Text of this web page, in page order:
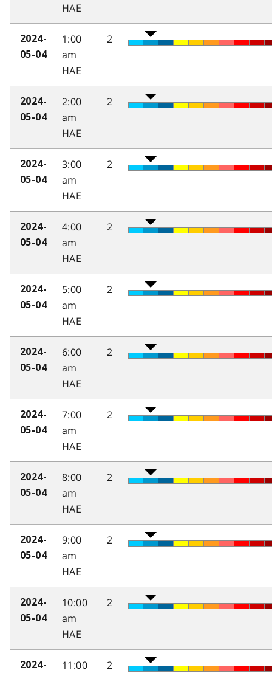
HAE
2024-
05-04
1:00
am
HAE
2
2024-
05-04
2:00
am
HAE
2
2024-
05-04
3:00
am
HAE
2
2024-
05-04
4:00
am
HAE
2
2024-
05-04
5:00
am
HAE
2
2024-
05-04
6:00
am
HAE
2
2024-
05-04
7:00
am
HAE
2
2024-
05-04
8:00
am
HAE
2
2024-
05-04
9:00
am
HAE
2
2024-
05-04
10:00
am
HAE
2
2024-
11:00
2